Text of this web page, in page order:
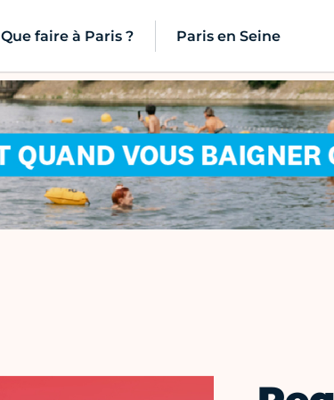
Que faire à Paris ? Paris en Seine